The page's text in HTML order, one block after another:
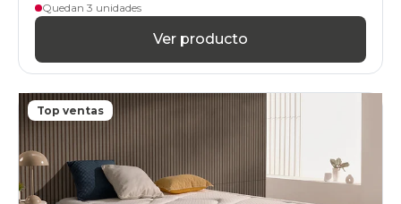
Quedan 3 unidades
Ver producto
Top ventas